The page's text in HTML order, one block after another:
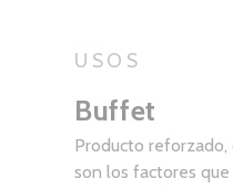
USOS
Buffet
Producto reforzado,
son los factores